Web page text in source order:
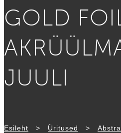
GOLD
JUULI
Esileht > Üritused >